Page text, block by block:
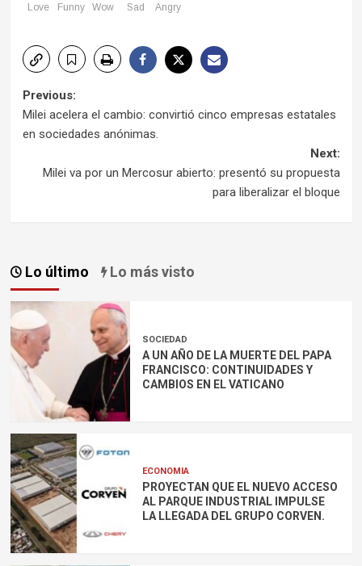
Love
Funny
Wow
Sad
Angry
Post
navigation
Previous:
Milei acelera el cambio: convirtió cinco empresas estatales
en sociedades anónimas.
Next:
Milei va por un Mercosur abierto: presentó su propuesta
para liberalizar el bloque
Lo último Lo más visto
SOCIEDAD
A UN AÑO DE LA MUERTE DEL PAPA
FRANCISCO: CONTINUIDADES Y
CAMBIOS EN EL VATICANO
ECONOMIA
PROYECTAN QUE EL NUEVO ACCESO
AL PARQUE INDUSTRIAL IMPULSE
LA LLEGADA DEL GRUPO CORVEN.